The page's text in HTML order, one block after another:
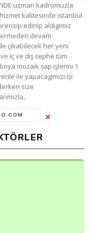
uzman kadromuzla
kalitesinde istanbul
edinip aldıgımız
devam
çıkabilecek her yeni
iç ve dış cephe tüm
mozaik şap işlerini 1
ile yapacagımızı işi
size